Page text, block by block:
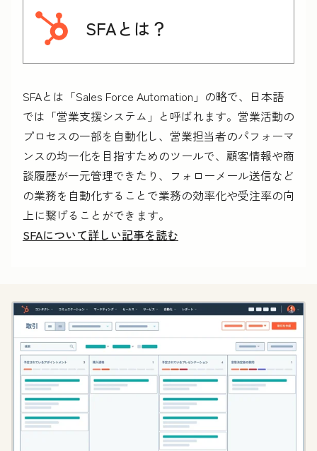
SFAとは？
SFAとは「Sales Force Automation」の略で、日本語
では「営業支援システム」と呼ばれます。営業活動の
プロセスの一部を自動化し、営業担当者のパフォーマ
ンスの均一化を目指すためのツールで、顧客情報や商
談履歴が一元管理できたり、フォローメール送信など
の業務を自動化することで業務の効率化や受注率の向
上に繋げることができます。
SFAについて詳しい記事を読む